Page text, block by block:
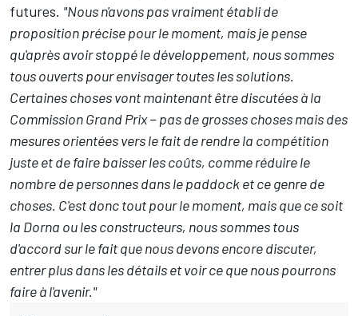
futures. "Nous n'avons pas vraiment établi de
proposition précise pour le moment, mais je pense
qu'après avoir stoppé le développement, nous sommes
tous ouverts pour envisager toutes les solutions.
Certaines choses vont maintenant être discutées à la
Commission Grand Prix − pas de grosses choses mais des
mesures orientées vers le fait de rendre la compétition
juste et de faire baisser les coûts, comme réduire le
nombre de personnes dans le paddock et ce genre de
choses. C'est donc tout pour le moment, mais que ce soit
la Dorna ou les constructeurs, nous sommes tous
d'accord sur le fait que nous devons encore discuter,
entrer plus dans les détails et voir ce que nous pourrons
faire à l'avenir."